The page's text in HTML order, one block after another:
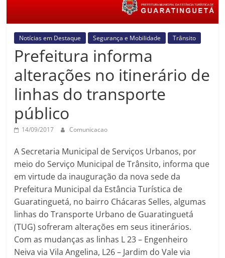
Notícias em Destaque Segurança e Mobilidade Trânsito
Prefeitura informa
alterações no itinerário de
linhas do transporte
público
14/09/2017 Comunicacao
A Secretaria Municipal de Serviços Urbanos, por
meio do Serviço Municipal de Trânsito, informa que
em virtude da inauguração da nova sede da
Prefeitura Municipal da Estância Turística de
Guaratinguetá, no bairro Chácaras Selles, algumas
linhas do Transporte Urbano de Guaratinguetá
(TUG) sofreram alterações em seus itinerários.
Com as mudanças as linhas L 23 – Engenheiro
Neiva via Vila Angelina, L26 – Jardim do Vale via